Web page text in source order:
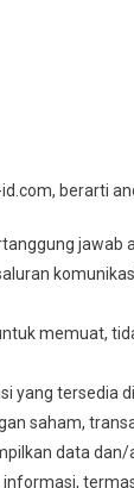
berarti
jawab
memuat,
yang tersedia di
saham,
data